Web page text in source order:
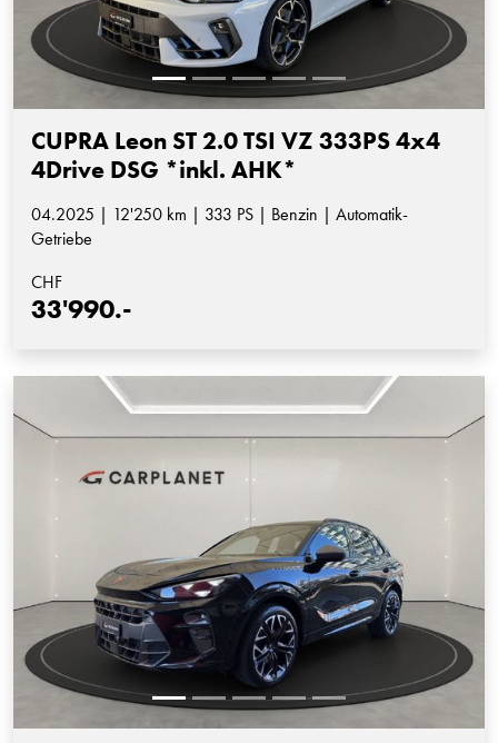
CUPRA Leon ST 2.0 TSI VZ 333PS 4x4
4Drive DSG *inkl. AHK*
04.2025 | 12'250 km | 333 PS | Benzin | Automatik-
Getriebe
CHF
33'990.-